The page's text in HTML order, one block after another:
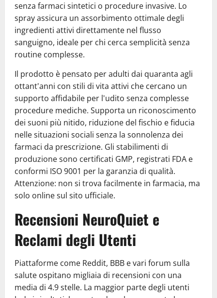
senza farmaci sintetici o procedure invasive. Lo
spray assicura un assorbimento ottimale degli
ingredienti attivi direttamente nel flusso
sanguigno, ideale per chi cerca semplicità senza
routine complesse.
Il prodotto è pensato per adulti dai quaranta agli
ottant'anni con stili di vita attivi che cercano un
supporto affidabile per l'udito senza complesse
procedure mediche. Supporta un riconoscimento
dei suoni più nitido, riduzione del fischio e fiducia
nelle situazioni sociali senza la sonnolenza dei
farmaci da prescrizione. Gli stabilimenti di
produzione sono certificati GMP, registrati FDA e
conformi ISO 9001 per la garanzia di qualità.
Attenzione: non si trova facilmente in farmacia, ma
solo online sul sito ufficiale.
Recensioni NeuroQuiet e
Reclami degli Utenti
Piattaforme come Reddit, BBB e vari forum sulla
salute ospitano migliaia di recensioni con una
media di 4.9 stelle. La maggior parte degli utenti